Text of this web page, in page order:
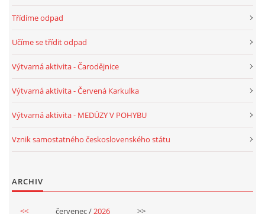
DUŠIČKY
SVATÁ KATEŘINA 25.LISTOPADU
Třídíme odpad
Učíme se třídit odpad
Výtvarná aktivita - Čarodějnice
Výtvarná aktivita - Červená Karkulka
Výtvarná aktivita - MEDÚZY V POHYBU
Vznik samostatného československého státu
ARCHIV
<< červenec /2026 >>